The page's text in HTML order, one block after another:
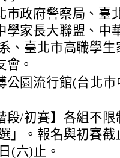
市政府警察局、臺
學家長大聯盟、中
、臺北市高職學
會。
公園流行館(台北
段/初賽】各組不
」。報名與初賽
(六)止。